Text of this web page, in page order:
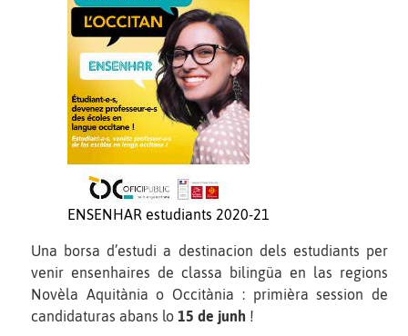
ENSENHAR estudiants 2020-21
Una borsa d’estudi a destinacion dels estudiants per
venir ensenhaires de classa bilingüa en las regions
Novèla Aquitània o Occitània : primièra session de
candidaturas abans lo 15 de junh !